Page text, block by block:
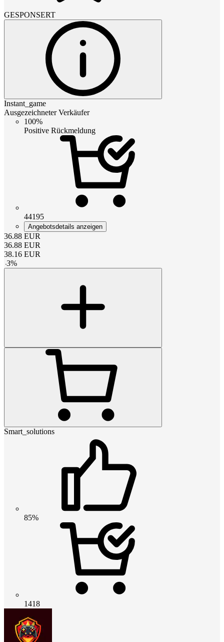
GESPONSERT
Instant_game
Ausgezeichneter Verkäufer
100%
Positive Rückmeldung
44195
Angebotsdetails anzeigen
36.88 EUR
36.88 EUR
38.16 EUR
-3%
Smart_solutions
85%
1418